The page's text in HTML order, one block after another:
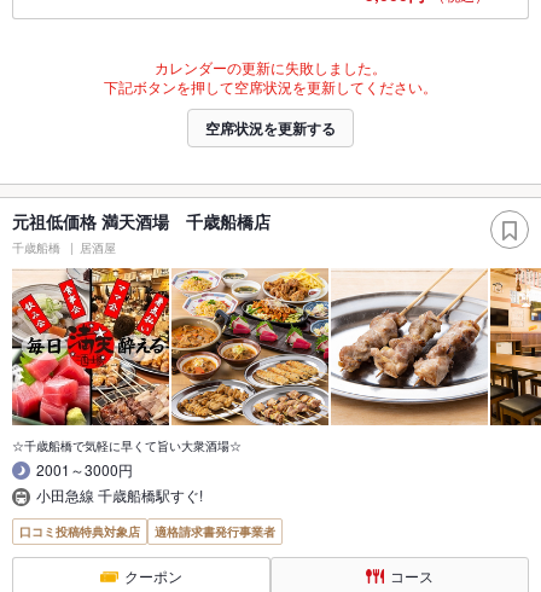
カレンダーの更新に失敗しました。
下記ボタンを押して空席状況を更新してください。
空席状況を更新する
元祖低価格 満天酒場 千歳船橋店
千歳船橋 居酒屋
☆千歳船橋で気軽に早くて旨い大衆酒場☆
2001～3000円
小田急線 千歳船橋駅すぐ!
口コミ投稿特典対象店 適格請求書発行事業者
クーポン コース